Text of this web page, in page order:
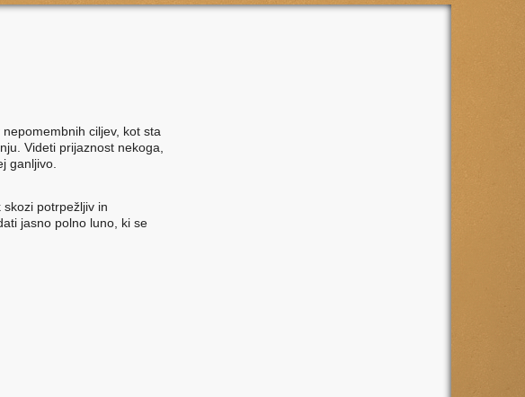
ciljev, kot sta
Videti prijaznost nekoga,
ganljivo.
potrpežljiv in
jasno polno luno, ki se